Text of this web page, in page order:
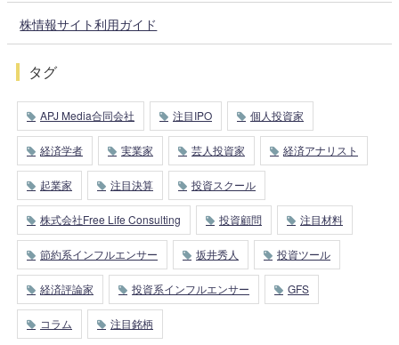
株情報サイト利用ガイド
タグ
APJ Media合同会社 注目IPO 個人投資家
経済学者 実業家 芸人投資家 経済アナリスト
起業家 注目決算 投資スクール
株式会社Free Life Consulting 投資顧問 注目材料
節約系インフルエンサー 坂井秀人 投資ツール
経済評論家 投資系インフルエンサー GFS
コラム 注目銘柄